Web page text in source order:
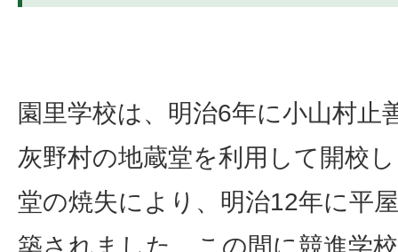
園里学校は、明治6年に小山村止
灰野村の地蔵堂を利用して開校
堂の焼失により、明治12年に平
築されました。この間に競進学